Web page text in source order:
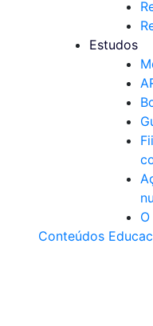
Estudos
Conteúdos